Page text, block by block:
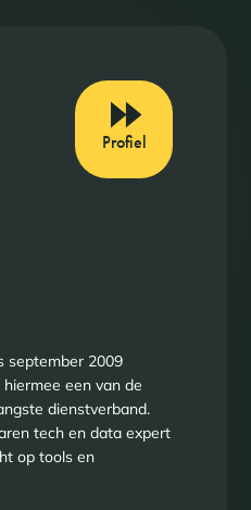
Profiel
september 2009
een van de
dienstverband.
tech en data expert
op tools en